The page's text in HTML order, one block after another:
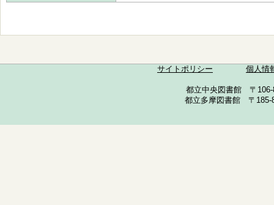
サイトポリシー 個人情
都立中央図書館 〒
都立多摩図書館 〒185-